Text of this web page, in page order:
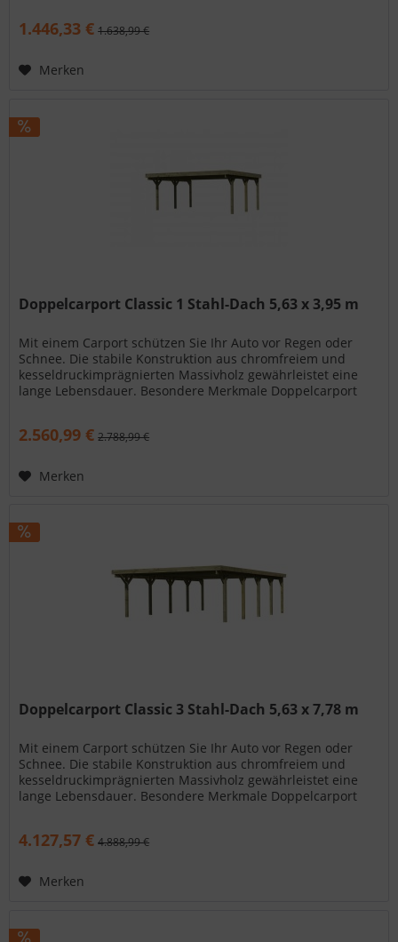
1.446,33 € 1.638,99 €
Merken
Doppelcarport Classic 1 Stahl-Dach 5,63 x 3,95 m
Mit einem Carport schützen Sie Ihr Auto vor Regen oder
Schnee. Die stabile Konstruktion aus chromfreiem und
kesseldruckimprägnierten Massivholz gewährleistet eine
lange Lebensdauer. Besondere Merkmale Doppelcarport
2.560,99 € 2.788,99 €
Merken
Doppelcarport Classic 3 Stahl-Dach 5,63 x 7,78 m
Mit einem Carport schützen Sie Ihr Auto vor Regen oder
Schnee. Die stabile Konstruktion aus chromfreiem und
kesseldruckimprägnierten Massivholz gewährleistet eine
lange Lebensdauer. Besondere Merkmale Doppelcarport
4.127,57 € 4.888,99 €
Merken